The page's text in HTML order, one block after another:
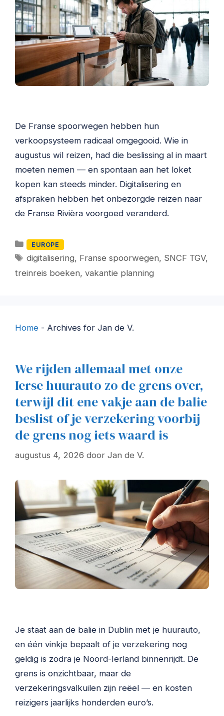
De Franse spoorwegen hebben hun
verkoopsysteem radicaal omgegooid. Wie in
augustus wil reizen, had die beslissing al in maart
moeten nemen — en spontaan aan het loket
kopen kan steeds minder. Digitalisering en
afspraken hebben het onbezorgde reizen naar
de Franse Rivièra voorgoed veranderd.
Categorieën
EUROPE
Tags
digitalisering, Franse spoorwegen, SNCF TGV,
treinreis boeken, vakantie planning
Home - Archives for Jan de V.
We rijden allemaal met onze
Ierse huurauto zo de grens over,
terwijl dit ene vakje aan de balie
beslist of je verzekering voorbij
de grens nog iets waard is
augustus 4, 2026 door Jan de V.
Je staat aan de balie in Dublin met je huurauto,
en één vinkje bepaalt of je verzekering nog
geldig is zodra je Noord-Ierland binnenrijdt. De
grens is onzichtbaar, maar de
verzekeringsvalkuilen zijn reëel — en kosten
reizigers jaarlijks honderden euro’s.